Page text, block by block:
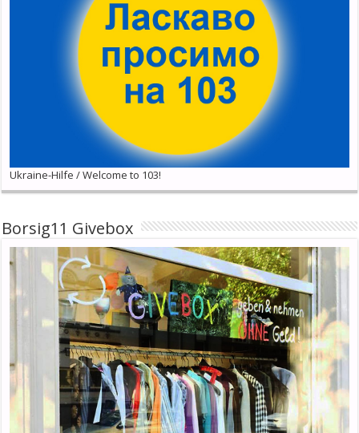
Ukraine-Hilfe / Welcome to 103!
Borsig11 Givebox